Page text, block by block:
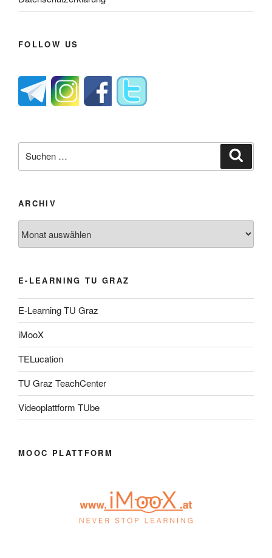
FOLLOW US
nach:
ARCHIV
E-LEARNING TU GRAZ
E-Learning TU Graz
iMooX
TELucation
TU Graz TeachCenter
Videoplattform TUbe
MOOC PLATTFORM